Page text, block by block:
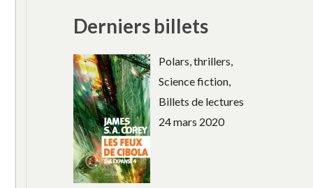
Derniers billets
Polars, thrillers,
Science fiction,
Billets de lectures
24 mars 2020